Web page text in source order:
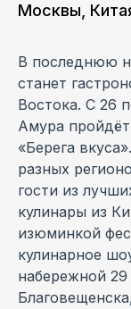
Москвы,
В последнюю
станет
Востока. С 26
Амура
«Берега
разных
гости из
кулинары из
изюминкой
кулинарное
набережной